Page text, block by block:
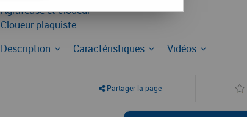
Agrafeuse et cloueur
Cloueur plaquiste
Description
Caractéristiques Vidéos
Partager la page